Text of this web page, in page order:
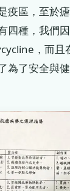
疫區，至於
四種，我們
，而且
為了安全與